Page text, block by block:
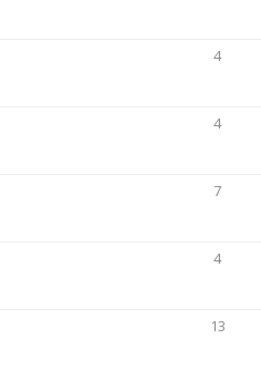
4
4
7
4
13